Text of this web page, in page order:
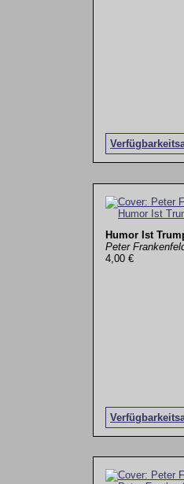
Humor Ist
Peter
4,00 €